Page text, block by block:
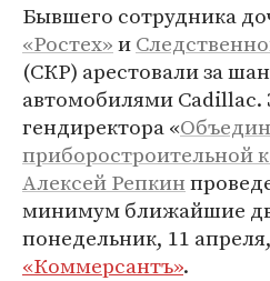
Бывшего сотрудника
«Ростех»и
(СКР) арестовали за
автомобилями Cadillac.
гендиректора «
приборостроительной
Алексей Репкин
минимум ближайшие
понедельник, 11
«Коммерсантъ».